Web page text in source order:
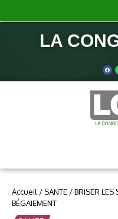
LA
Accueil / SANTE /BRISER LES
BÉGAIEMENT